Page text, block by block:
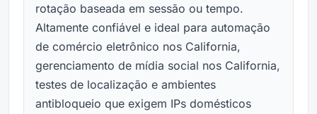
rotação baseada em sessão ou tempo.
Altamente confiável e ideal para automação
de comércio eletrônico nos California,
gerenciamento de mídia social nos California,
testes de localização e ambientes
antibloqueio que exigem IPs domésticos